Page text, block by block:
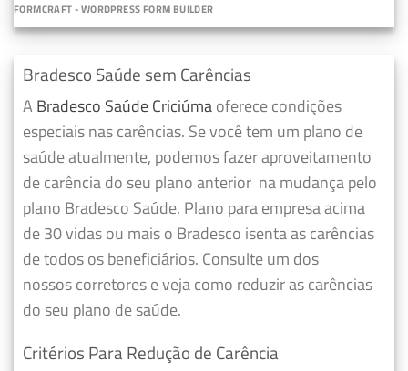
FORMCRAFT - WORDPRESS FORM BUILDER
Bradesco Saúde sem Carências
A Bradesco Saúde Criciúmaoferece condições
especiais nas carências. Se você tem um plano de
saúde atualmente, podemos fazeraproveitamento
de carência do seu plano anterior na mudança pelo
plano Bradesco Saúde. Plano para empresa acima
de 30 vidas ou mais o Bradesco isenta as carências
de todos os beneficiários. Consulte um dos
nossos corretores e veja como reduzir as carências
do seu plano de saúde.
Critérios Para Redução de Carência